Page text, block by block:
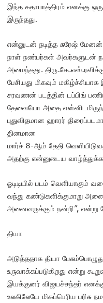
இந்த கதாபாத்திரம் எனக்கு
இருந்தது.
என்னுடன் நடித்த சுரேஷ்
நாள் நண்பர்கள் அவர்களுடன்
அமைந்தது.
பேசியது மிகவும்
சரவணன் படத்தின் டப்பிங்
தேவையோ அதை
புதுவிதமான ஹாரர்
தினமான
மார்ச் 8-ஆம் தேதி
அதற்கு என்னுடைய
ஓடிடியில் படம் வெளியாகும்
வந்து கண்டுகளிக்குமாறு
அனைவருக்கும் நன்றி”, என்று
தியா
அடுத்ததாக தியா
உருவாக்கப்படுகிறது என்று
இயக்குனர் விஜயச்சந்தர்
உலகிலேயே மிகப்பெரிய